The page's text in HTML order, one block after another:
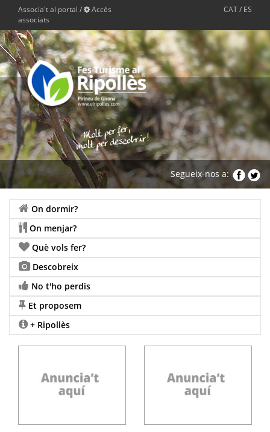
Associa't al portal /
Accés
associats
CAT/ ES
Segueix-nos a:
On dormir?
On menjar?
Què vols fer?
Descobreix
No t'ho perdis
Et proposem
+ Ripollès